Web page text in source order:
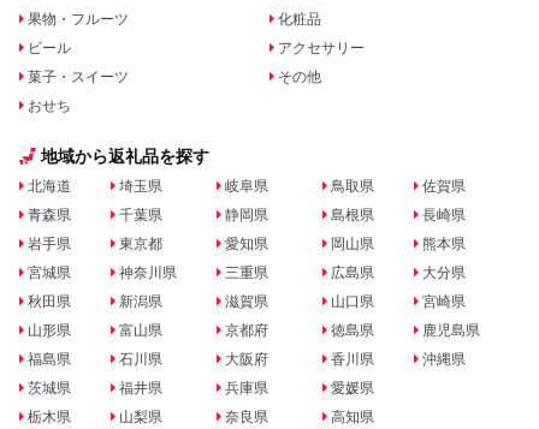
果物・フルーツ
ビール
菓子・スイーツ
おせち
化粧品
アクセサリー
その他
地域から返礼品を探す
北海道
青森県
岩手県
宮城県
秋田県
山形県
福島県
茨城県
栃木県
埼玉県
千葉県
東京都
神奈川県
新潟県
富山県
石川県
福井県
山梨県
岐阜県
静岡県
愛知県
三重県
滋賀県
京都府
大阪府
兵庫県
奈良県
鳥取県
島根県
岡山県
広島県
山口県
徳島県
香川県
愛媛県
高知県
佐賀県
長崎県
熊本県
大分県
宮崎県
鹿児島県
沖縄県